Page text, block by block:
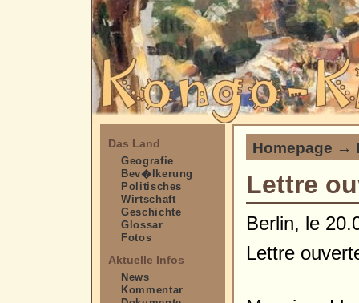
Das Land
Geografie
Bev�lkerung
Politisches
Wirtschaft
Geschichte
Glossar
Fotos
Aktuelle Infos
News
Kommentar
Homepage →
Lettre
Berlin, le
Lettre